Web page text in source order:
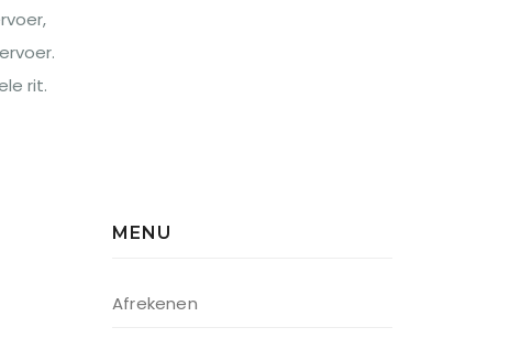
rit.
MENU
Afrekenen